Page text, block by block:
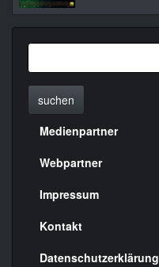
suchen
Menülinks
rechte
Seite
Medienpartner
Webpartner
Impressum
Kontakt
Datenschutzerklärung